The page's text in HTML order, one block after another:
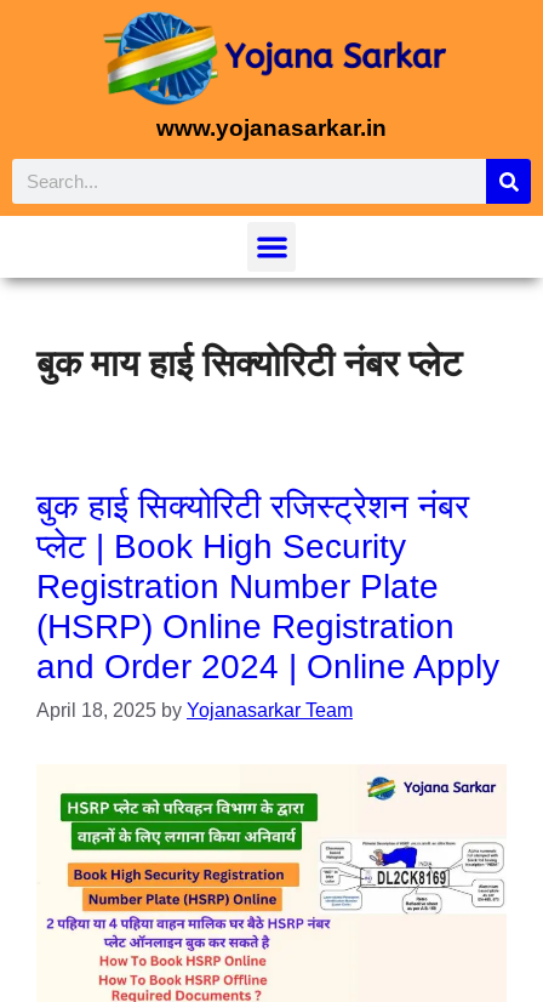
www.yojanasarkar.in
बुक माय हाई सिक्योरिटी नंबर प्लेट
बुक हाई सिक्योरिटी रजिस्ट्रेशन नंबर
प्लेट | Book High Security
Registration Number Plate
(HSRP) Online Registration
and Order 2024 | Online Apply
April 18, 2025 by Yojanasarkar Team